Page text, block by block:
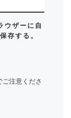
ウザーに自
存する。
注意くださ